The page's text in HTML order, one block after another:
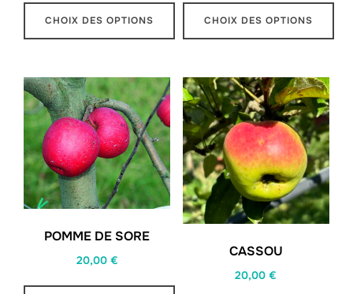
CHOIX DES OPTIONS
a
plusieurs
variations.
Les
options
peuvent
être
choisies
sur
CHOIX DES OPTIONS
a
plusieurs
variations.
Les
options
peuvent
être
choisies
sur
POMME DE SORE
20,00 €
CASSOU
20,00€